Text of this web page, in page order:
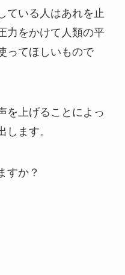
ている人はあれを止
力をかけて人類の平
ってほしいもので
を上げることによっ
ます。
すか？